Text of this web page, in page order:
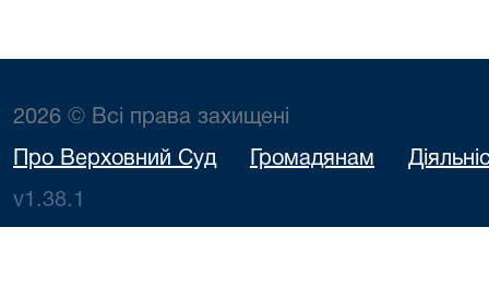
2026 © Всі права захищені
Про Верховний Суд Громадянам
v1.38.1